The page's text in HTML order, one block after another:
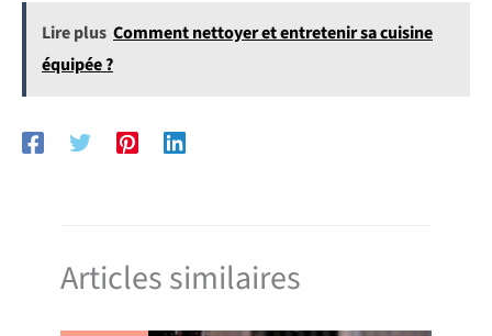
Lire plus Comment nettoyer et entretenir sa cuisine
équipée ?
Articles similaires